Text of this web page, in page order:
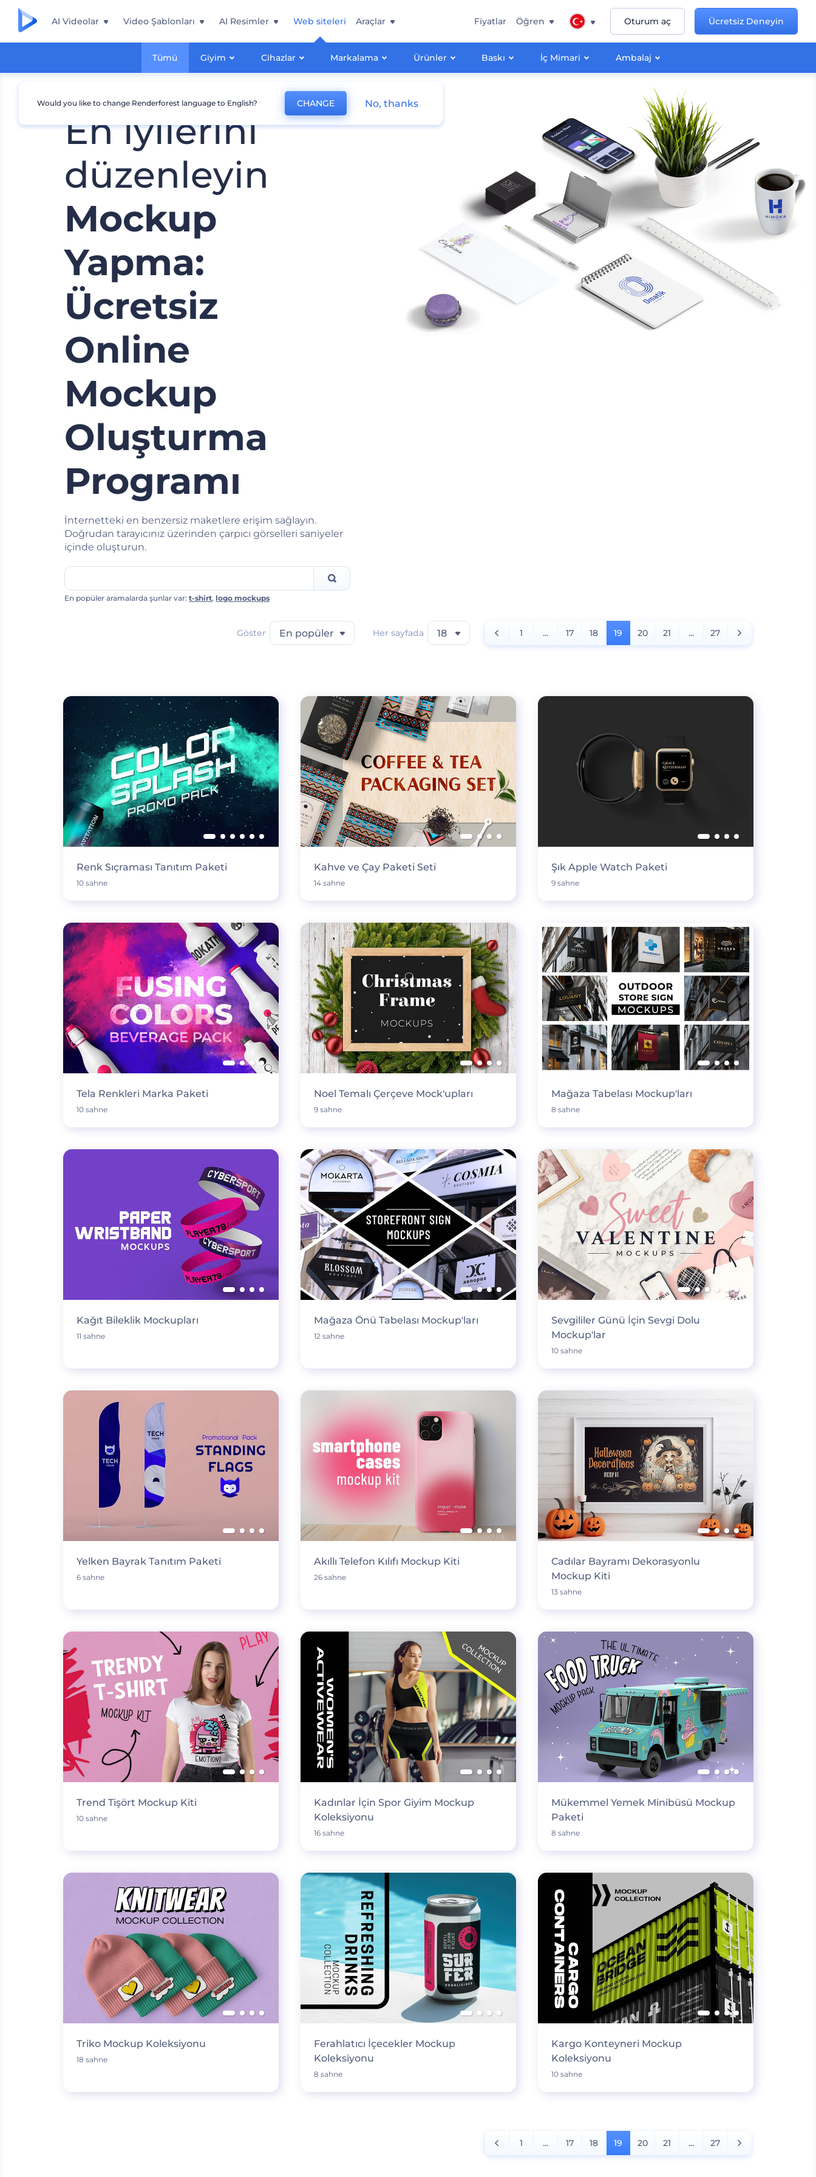
AI Videolar Video Şablonları AI Resimler Web siteleri
Tümü Giyim Cihazlar Markalama Ürünler Baskı İç Mimari Ambalaj
Araçlar Fiyatlar Öğren Oturum aç Ücretsiz Deneyin
En iyilerini
düzenleyin
Mockup
Yapma:
Ücretsiz
Online
Mockup
Oluşturma
Programı
İnternetteki en benzersiz maketlere erişim sağlayın.
Doğrudan tarayıcınız üzerinden çarpıcı görselleri saniyeler
içinde oluşturun.
En popüler aramalarda şunlar var:t-shirt, logo mockups
Göster En popüler Her sayfada 18 1 ... 17 18 19 20 21 ... 27
Renk Sıçraması Tanıtım Paketi
10 sahne
Kahve ve Çay Paketi Seti
14 sahne
Şık Apple Watch Paketi
9 sahne
Tela Renkleri Marka Paketi
10 sahne
Noel Temalı Çerçeve Mock'upları
9 sahne
Mağaza Tabelası Mockup'ları
8 sahne
Kağıt Bileklik Mockupları
11 sahne
Mağaza Önü Tabelası Mockup'ları
12 sahne
Sevgililer Günü İçin Sevgi Dolu
Mockup'lar
10 sahne
Yelken Bayrak Tanıtım Paketi
6 sahne
Akıllı Telefon Kılıfı Mockup Kiti
26 sahne
Cadılar Bayramı Dekorasyonlu
Mockup Kiti
13 sahne
Trend Tişört Mockup Kiti
10 sahne
Kadınlar İçin Spor Giyim Mockup
Koleksiyonu
16 sahne
Mükemmel Yemek Minibüsü Mockup
Paketi
8 sahne
Triko Mockup Koleksiyonu
18 sahne
Ferahlatıcı İçecekler Mockup
Koleksiyonu
8 sahne
Kargo Konteyneri Mockup
Koleksiyonu
10 sahne
1 ... 17 18 19 20 21 ... 27
Would you like to change Renderforest language to English? CHANGE No, thanks